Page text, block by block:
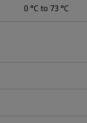
0 °C to 73 °C